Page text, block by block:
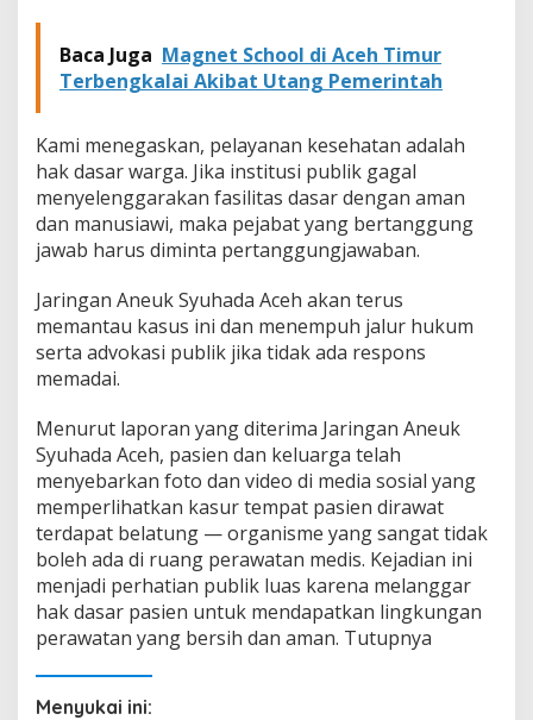
Baca Juga Magnet School di Aceh Timur
Terbengkalai Akibat Utang Pemerintah
Kami menegaskan, pelayanan kesehatan adalah
hak dasar warga. Jika institusi publik gagal
menyelenggarakan fasilitas dasar dengan aman
dan manusiawi, maka pejabat yang bertanggung
jawab harus diminta pertanggungjawaban.
Jaringan Aneuk Syuhada Aceh akan terus
memantau kasus ini dan menempuh jalur hukum
serta advokasi publik jika tidak ada respons
memadai.
Menurut laporan yang diterima Jaringan Aneuk
Syuhada Aceh, pasien dan keluarga telah
menyebarkan foto dan video di media sosial yang
memperlihatkan kasur tempat pasien dirawat
terdapat belatung — organisme yang sangat tidak
boleh ada di ruang perawatan medis. Kejadian ini
menjadi perhatian publik luas karena melanggar
hak dasar pasien untuk mendapatkan lingkungan
perawatan yang bersih dan aman. Tutupnya
Menyukai ini: